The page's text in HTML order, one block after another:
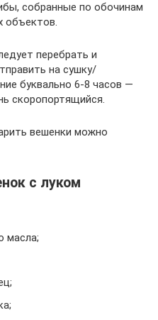
собранные по обочинам
объектов.
перебрать и
на сушку/
буквально 6-8 часов —
скоропортящийся.
вешенки можно
с луком
масла;